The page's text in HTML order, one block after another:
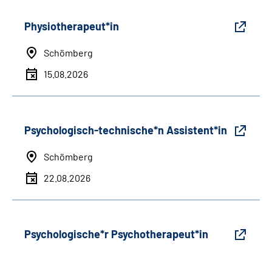
Physiotherapeut*in
Schömberg
15.08.2026
Psychologisch-technische*n Assistent*in
Schömberg
22.08.2026
Psychologische*r Psychotherapeut*in